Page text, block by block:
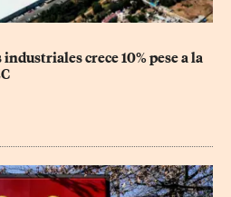
crece 10% pese a la